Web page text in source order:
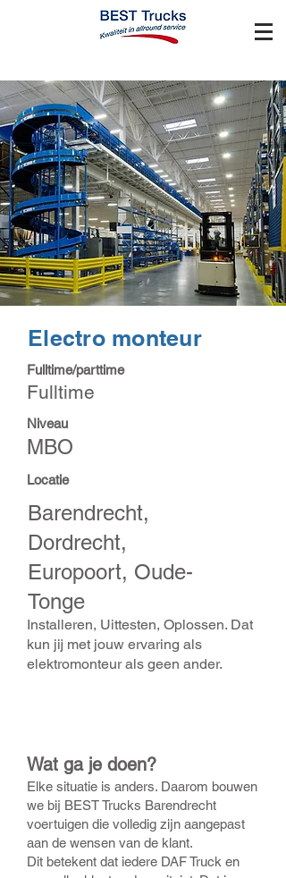
Electro monteur
Fulltime/parttime
Fulltime
Niveau
MBO
Locatie
Barendrecht,
Dordrecht,
Europoort, Oude-
Tonge
Installeren, Uittesten, Oplossen. Dat
kun jij met jouw ervaring als
elektromonteur als geen ander.
Wat ga je doen?
Elke situatie is anders. Daarom bouwen
we bij BEST Trucks Barendrecht
voertuigen die volledig zijn aangepast
aan de wensen van de klant.
Dit betekent dat iedere DAF Truck en